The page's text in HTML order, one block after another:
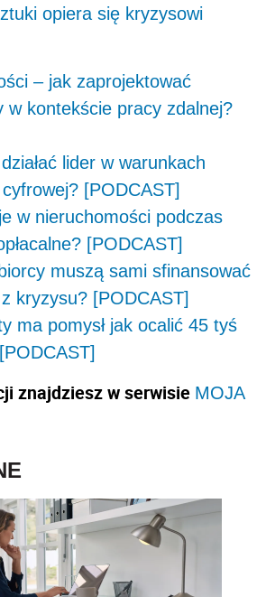
opiera się kryzysowi
– jak zaprojektować
w kontekście pracy zdalnej?
lider w warunkach
[PODCAST]
w nieruchomości podczas
[PODCAST]
muszą sami sfinansować
kryzysu? [PODCAST]
ma pomysł jak ocalić 45 tyś
znajdziesz w serwisie MOJA